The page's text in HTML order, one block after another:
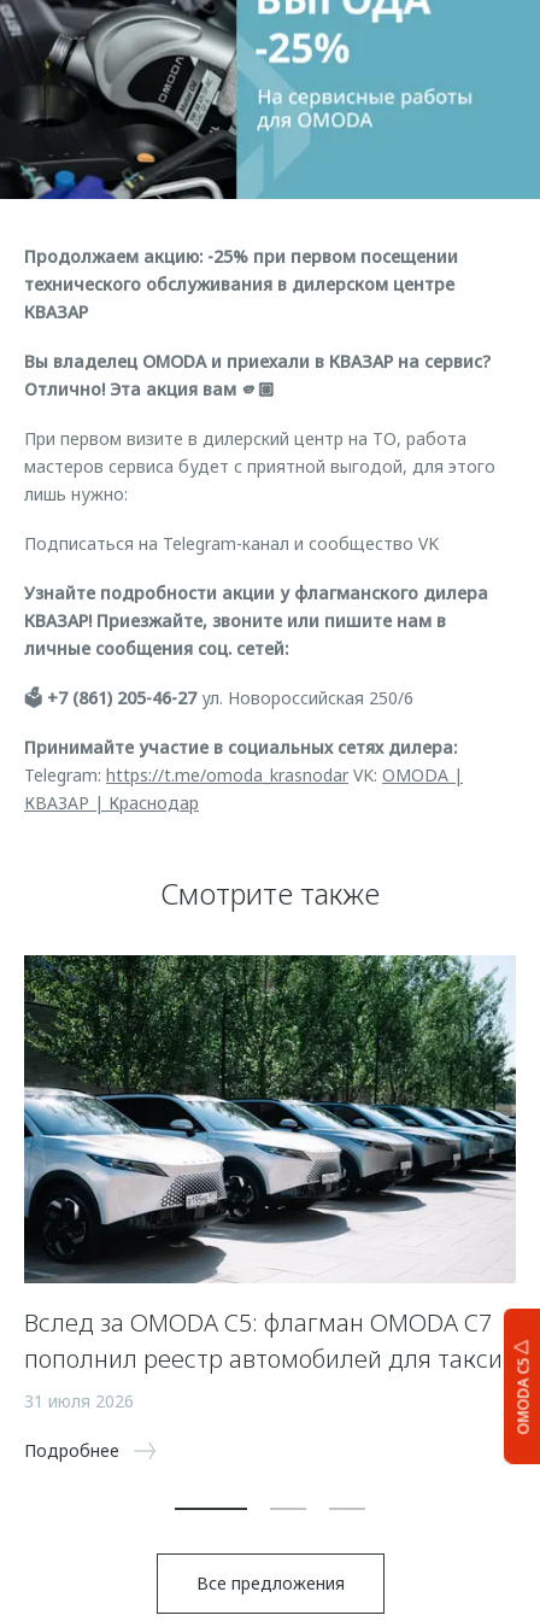
Страхование
Кредитный калькулятор
Аксессуары
Одежда и сувениры
Оригинальные аксессуары
Трейд-ин
Калькулятор трейд-ин
Клиентская поддержка
O&J Автоклуб
Клуб владельцев OMODA
Приложение O&J
Аксессуары
Оригинальные аксессуары
Запчасти
Обратная связь
OMODA C5
Продолжаем акцию: -25% при первом посещении
технического обслуживания в дилерском центре
КВАЗАР
Вы владелец OMODA и приехали в КВАЗАР на сервис?
Отлично! Эта акция вам 🫵🏼
При первом визите в дилерский центр на ТО, работа
мастеров сервиса будет с приятной выгодой, для этого
лишь нужно:
Подписаться на Telegram-канал и сообщество VK
Узнайте подробности акции у флагманского дилера
КВАЗАР! Приезжайте, звоните или пишите нам в
личные сообщения соц. сетей:
🗳 +7 (861) 205-46-27ул. Новороссийская 250/6
Принимайте участие в социальных сетях дилера:
Telegram: https://t.me/omoda_krasnodar VK: OMODA |
КВАЗАР | Краснодар
Смотрите также
Вслед за OMODA C5: флагман OMODA C7
пополнил реестр автомобилей для такси
31 июля 2026
Подробнее
5
Все предложения